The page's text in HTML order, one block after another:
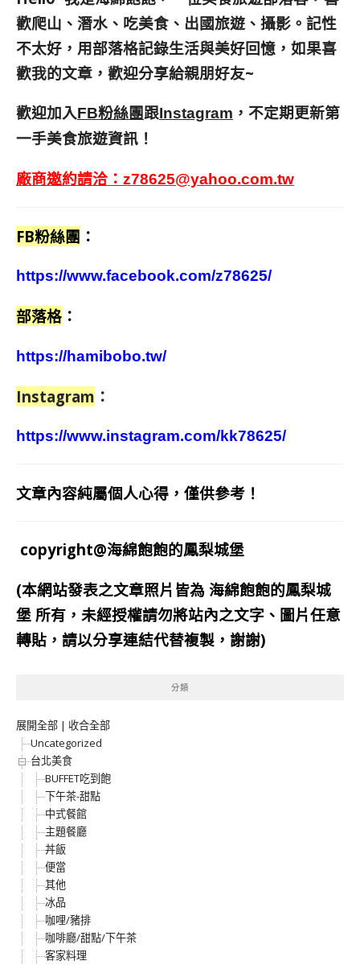
歡爬山、潛水、吃美食、出國旅遊、攝影。 記性
不太好，用部落格記錄生活與美好回憶， 如果喜
歡我的文章，歡迎分享給親朋好友~
歡迎加入FB粉絲團跟Instagram ，不定期更新第
一手美食旅遊資訊！
廠商邀約請洽： z78625@yahoo.com.tw
FB粉絲團 ：
https://www.facebook.com/z78625/
部落格 ：
https://hamibobo.tw/
Instagram ：
https://www.instagram.com/kk78625/
文章內容純屬個人心得，僅供參考！
copyright@海綿飽飽的鳳梨城堡
(本網站發表之文章照片皆為 海綿飽飽的鳳梨城
堡 所有，未經授權請勿將站內之文字、圖片任意
轉貼，請以分享連結代替複製，謝謝)
分類
展開全部 | 收合全部
Uncategorized
台北美食
BUFFET吃到飽
下午茶-甜點
中式餐館
主題餐廳
丼飯
便當
其他
冰品
咖哩/豬排
咖啡廳/甜點/下午茶
客家料理